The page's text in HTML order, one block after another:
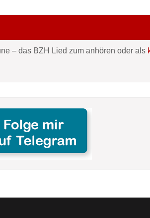
– das BZH Lied zum anhören oder als